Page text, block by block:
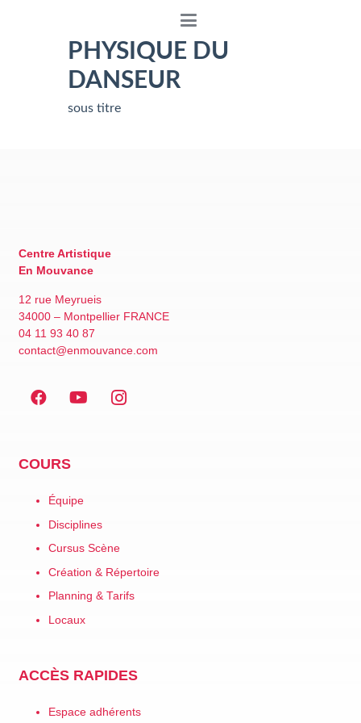
PREPARATION
PHYSIQUE DU
DANSEUR
sous titre
Centre Artistique
En Mouvance
12 rue Meyrueis
34000 – Montpellier FRANCE
04 11 93 40 87
contact@enmouvance.com
COURS
Équipe
Disciplines
Cursus Scène
Création & Répertoire
Planning & Tarifs
Locaux
ACCÈS RAPIDES
Espace adhérents